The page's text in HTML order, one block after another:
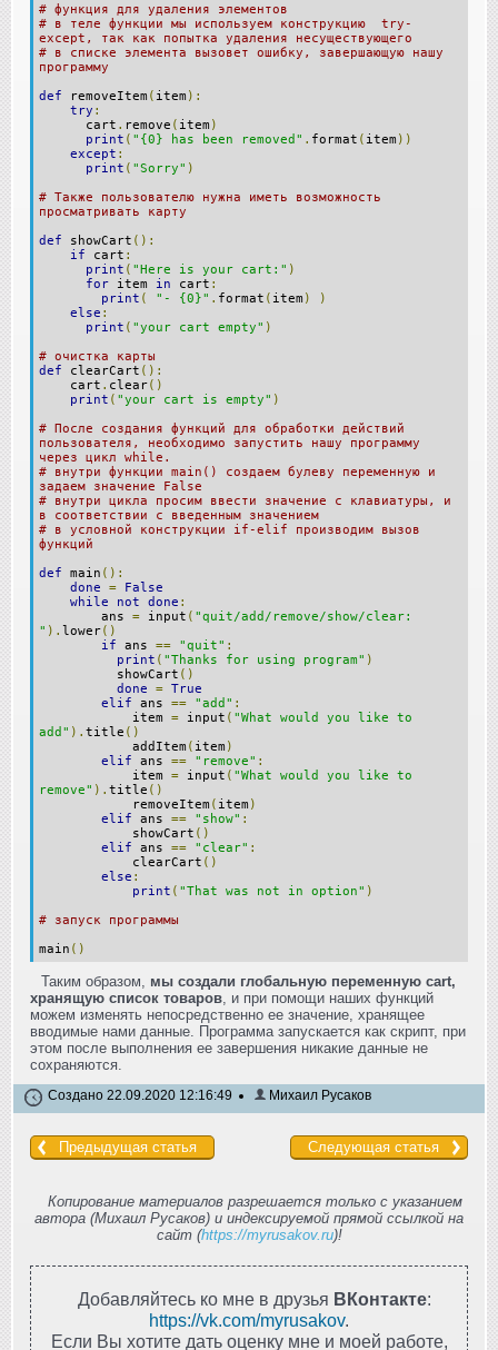
# функция для удаления элементов
# в теле функции мы используем конструкцию try-
except, так как попытка удаления несуществующего
# в списке элемента вызовет ошибку, завершающую нашу
программу
def removeItem ( item ):
try :
cart . remove ( item )
print ( "{0} has been removed" . format ( item ))
except :
print ( "Sorry" )
# Также пользователю нужна иметь возможность
просматривать карту
def showCart ():
if cart :
print ( "Here is your cart:" )
for item in cart :
print ( "- {0}" . format ( item )
)
else :
print ( "your cart empty" )
# очистка карты
def clearCart ():
cart . clear()
print ( "your cart is empty" )
# После создания функций для обработки действий
пользователя, необходимо запустить нашу программу
через цикл while.
# внутри функции main() создаем булеву переменную и
задаем значение False
# внутри цикла просим ввести значение с клавиатуры, и
в соответствии с введенным значением
# в условной конструкции if-elif производим вызов
функций
def main ():
done
=
False
while
not done :
ans = input ( "quit/add/remove/show/clear:
" ). lower()
if ans == "quit" :
print ( "Thanks for using program" )
showCart ()
done
= True
elif ans == "add" :
item = input ( "What would you like to
add" ). title ()
addItem ( item )
elif ans == "remove" :
item = input ( "What would you like to
remove" ). title ()
removeItem ( item )
elif ans == "show" :
showCart ()
elif ans == "clear" :
clearCart ()
else :
print ( "That was not in option" )
# запуск программы
main ()
Таким образом, мы создали глобальную переменную cart,
хранящую список товаров , и при помощи наших функций
можем изменять непосредственно ее значение, хранящее
вводимые нами данные. Программа запускается как скрипт, при
этом после выполнения ее завершения никакие данные не
сохраняются.
Создано 22.09.2020 12:16:49 Михаил Русаков
Предыдущая статья Следующая статья
Копирование материалов разрешается только с указанием
автора (Михаил Русаков) и индексируемой прямой ссылкой на
сайт (https://myrusakov.ru)!
Добавляйтесь ко мне в друзья ВКонтакте:
https://vk.com/myrusakov.
Если Вы хотите дать оценку мне и моей работе,